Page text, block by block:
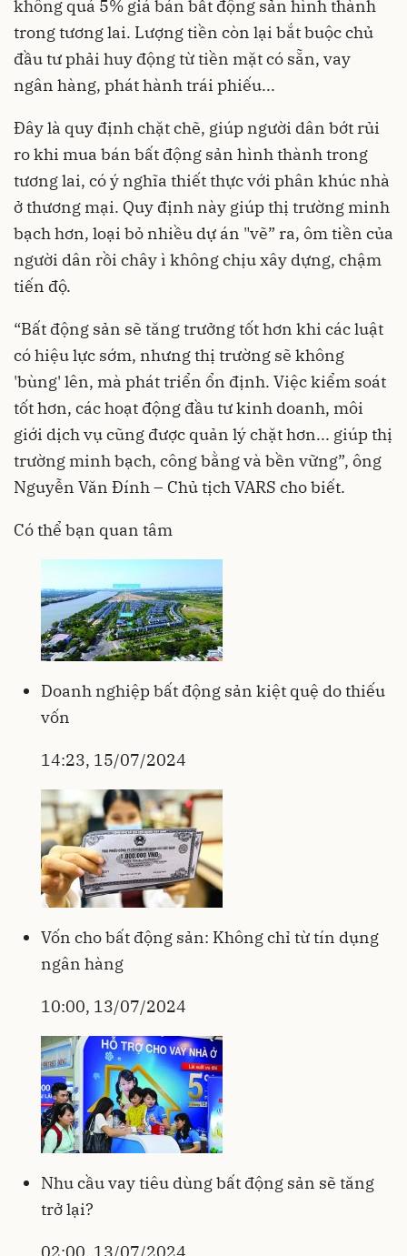
không quá 5% giá bán bất động sản hình thành
trong tương lai. Lượng tiền còn lại bắt buộc chủ
đầu tư phải huy động từ tiền mặt có sẵn, vay
ngân hàng, phát hành trái phiếu...
Đây là quy định chặt chẽ, giúp người dân bớt rủi
ro khi mua bán bất động sản hình thành trong
tương lai, có ý nghĩa thiết thực với phân khúc nhà
ở thương mại. Quy định này giúp thị trường minh
bạch hơn, loại bỏ nhiều dự án "vẽ” ra, ôm tiền của
người dân rồi chây ì không chịu xây dựng, chậm
tiến độ.
“Bất động sản sẽ tăng trưởng tốt hơn khi các luật
có hiệu lực sớm, nhưng thị trường sẽ không
'bùng' lên, mà phát triển ổn định. Việc kiểm soát
tốt hơn, các hoạt động đầu tư kinh doanh, môi
giới dịch vụ cũng được quản lý chặt hơn... giúp thị
trường minh bạch, công bằng và bền vững”, ông
Nguyễn Văn Đính – Chủ tịch VARS cho biết.
Có thể bạn quan tâm
Doanh nghiệp bất động sản kiệt quệ do thiếu
vốn
14:23, 15/07/2024
Vốn cho bất động sản: Không chỉ từ tín dụng
ngân hàng
10:00, 13/07/2024
Nhu cầu vay tiêu dùng bất động sản sẽ tăng
trở lại?